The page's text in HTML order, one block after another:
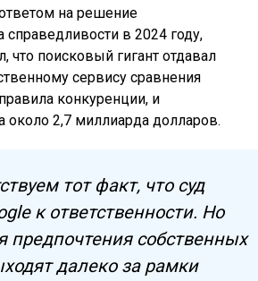
на решение
справедливости в 2024 году,
что поисковый гигант отдавал
сервису сравнения
конкуренции, и
около 2,7 миллиарда долларов.
тот факт, что суд
к ответственности. Но
предпочтения собственных
далеко за рамки